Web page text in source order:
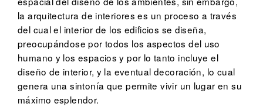
la arquitectura de interiores es un proceso a través
del cual el interior de los edificios se diseña,
preocupándose por todos los aspectos del uso
humano y los espacios y por lo tanto incluye el
diseño de interior, y la eventual decoración, lo cual
genera una sintonía que permite vivir un lugar en su
máximo esplendor.